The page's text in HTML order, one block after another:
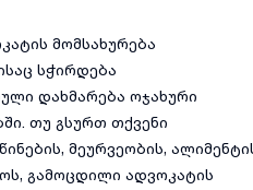
მომსახურება
სჭირდება
დახმარება ოჯახური
თუ გსურთ თქვენი
მეურვეობის,
გამოცდილი ადვოკატის